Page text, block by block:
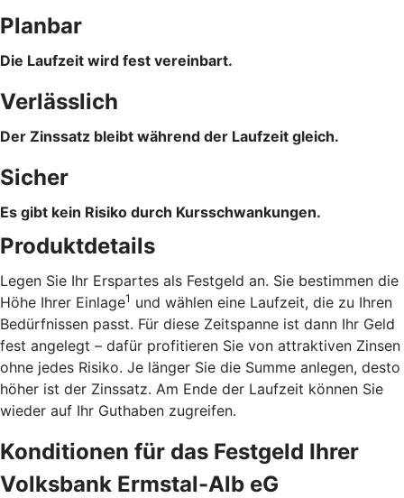
Planbar
Die Laufzeit wird fest vereinbart.
Verlässlich
Der Zinssatz bleibt während der Laufzeit gleich.
Sicher
Es gibt kein Risiko durch Kursschwankungen.
Produktdetails
Legen Sie Ihr Erspartes als Festgeld an. Sie bestimmen die
Höhe Ihrer Einlage1 und wählen eine Laufzeit, die zu Ihren
Bedürfnissen passt. Für diese Zeitspanne ist dann Ihr Geld
fest angelegt – dafür profitieren Sie von attraktiven Zinsen
ohne jedes Risiko. Je länger Sie die Summe anlegen, desto
höher ist der Zinssatz. Am Ende der Laufzeit können Sie
wieder auf Ihr Guthaben zugreifen.
Konditionen für das Festgeld Ihrer
Volksbank Ermstal-Alb eG